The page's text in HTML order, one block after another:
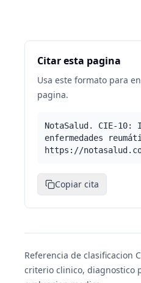
Citar esta pagina
Usa este formato para
pagina.
NotaSalud. CIE-10:
enfermedades
https://
Copiar cita
Referencia de clasificacion
criterio clinico, diagnostico